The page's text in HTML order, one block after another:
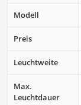
Modell
Preis
Leuchtweite
Max.
Leuchtdauer